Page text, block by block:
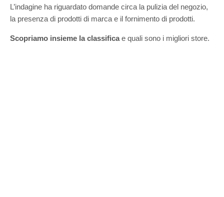
L’indagine ha riguardato domande circa la pulizia del negozio,
la presenza di prodotti di marca e il fornimento di prodotti.
Scopriamo insieme la classificae quali sono i migliori store.